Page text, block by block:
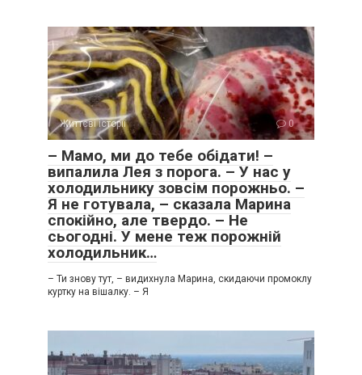
Життєві історії 0
– Мамо, ми до тебе обідати! –
випалила Лея з порога. – У нас у
холодильнику зовсім порожньо. –
Я не готувала, – сказала Марина
спокійно, але твердо. – Не
сьогодні. У мене теж порожній
холодильник…
– Ти знову тут, – видихнула Марина, скидаючи промоклу
куртку на вішалку. – Я